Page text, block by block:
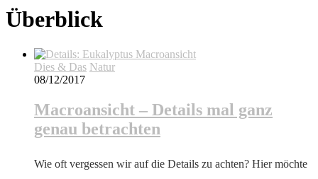
Überblick
Dies & Das Natur
08/12/2017
Macroansicht – Details mal ganz
genau betrachten
Wie oft vergessen wir auf die Details zu achten? Hier möchte